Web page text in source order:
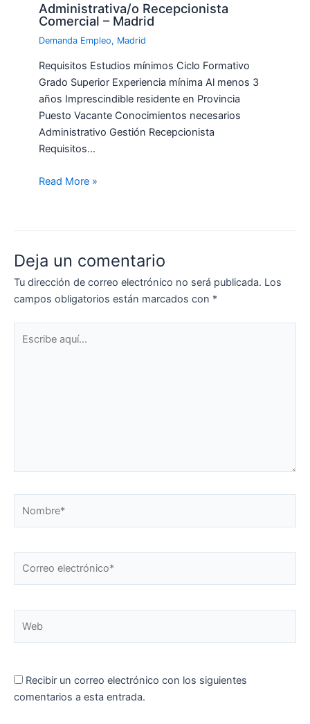
Administrativa/o Recepcionista
Comercial – Madrid
Demanda Empleo, Madrid
Requisitos Estudios mínimos Ciclo Formativo
Grado Superior Experiencia mínima Al menos 3
años Imprescindible residente en Provincia
Puesto Vacante Conocimientos necesarios
Administrativo Gestión Recepcionista
Requisitos…
Read More »
Deja un comentario
Tu dirección de correo electrónico no será publicada. Los
campos obligatorios están marcados con *
Recibir un correo electrónico con los siguientes
comentarios a esta entrada.